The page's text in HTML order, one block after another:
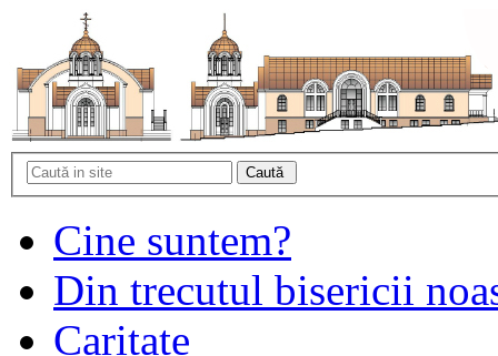
Cine suntem?
Din trecutul bisericii
Caritate